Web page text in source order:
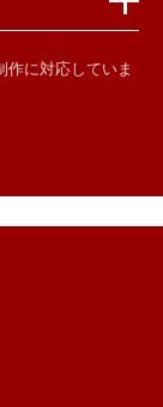
作に対応していま